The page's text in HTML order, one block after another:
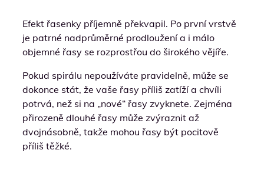
Efekt řasenky příjemně překvapil. Po první vrstvě
je patrné nadprůměrné prodloužení a i málo
objemné řasy se rozprostřou do širokého vějíře.
Pokud spirálu nepoužíváte pravidelně, může se
dokonce stát, že vaše řasy příliš zatíží a chvíli
potrvá, než si na „nové“ řasy zvyknete. Zejména
přirozeně dlouhé řasy může zvýraznit až
dvojnásobně, takže mohou řasy být pocitově
příliš těžké.